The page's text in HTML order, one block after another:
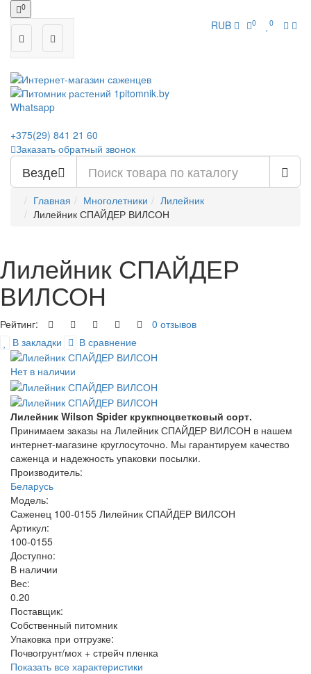
0
RUB 0 0
Whatsapp
+375(29) 841 21 60
Заказать обратный звонок
Везде
Главная Многолетники
Лилейник
Лилейник СПАЙДЕР ВИЛСОН
Лилейник СПАЙДЕР
ВИЛСОН
Рейтинг:
0 отзывов
В закладки
В сравнение
Нет в наличии
Лилейник Wilson Spider крукпноцветковый сорт.
Принимаем заказы на Лилейник СПАЙДЕР ВИЛСОН в нашем
интернет-магазине круглосуточно. Мы гарантируем качество
саженца и надежность упаковки посылки.
Производитель:
Беларусь
Модель:
Саженец 100-0155 Лилейник СПАЙДЕР ВИЛСОН
Артикул:
100-0155
Доступно:
В наличии
Вес:
0.20
Поставщик:
Собственный питомник
Упаковка при отгрузке:
Почвогрунт/мох + стрейч пленка
Показать все характеристики